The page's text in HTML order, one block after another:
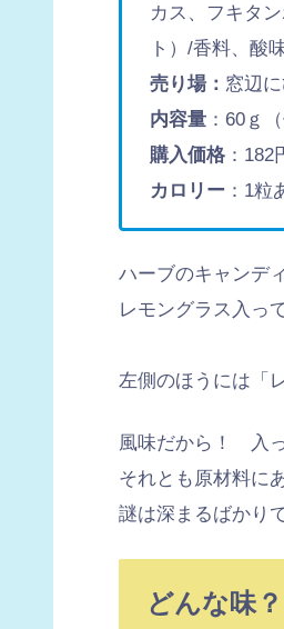
カス、フキタ
ト）/香料、酸
売り場： 窓辺
内容量 ：60ｇ
購入価格 ：182
カロリー ：1
ハーブのキャンデ
レモングラス入っ
左側のほうには「
風味だから！ 入
それとも原材料に
謎は深まるばかり
どんな味？